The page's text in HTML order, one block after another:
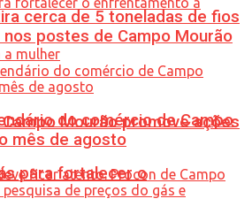
Mourão promove ações
para fortalecer o
cerca de 5 toneladas de fios
nos postes de Campo Mourão
do comércio de Campo
mês de agosto